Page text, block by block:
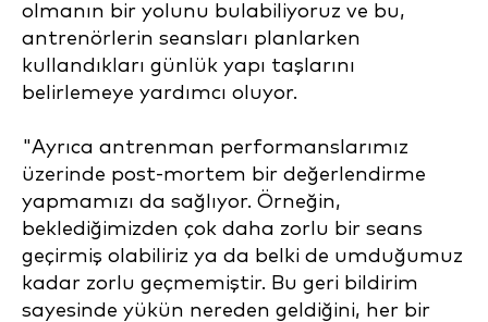
olmanın bir yolunu bulabiliyoruz ve bu,
antrenörlerin seansları planlarken
kullandıkları günlük yapı taşlarını
belirlemeye yardımcı oluyor.
"Ayrıca antrenman performanslarımız
üzerinde post-mortem bir değerlendirme
yapmamızı da sağlıyor. Örneğin,
beklediğimizden çok daha zorlu bir seans
geçirmiş olabiliriz ya da belki de umduğumuz
kadar zorlu geçmemiştir. Bu geri bildirim
sayesinde yükün nereden geldiğini, her bir